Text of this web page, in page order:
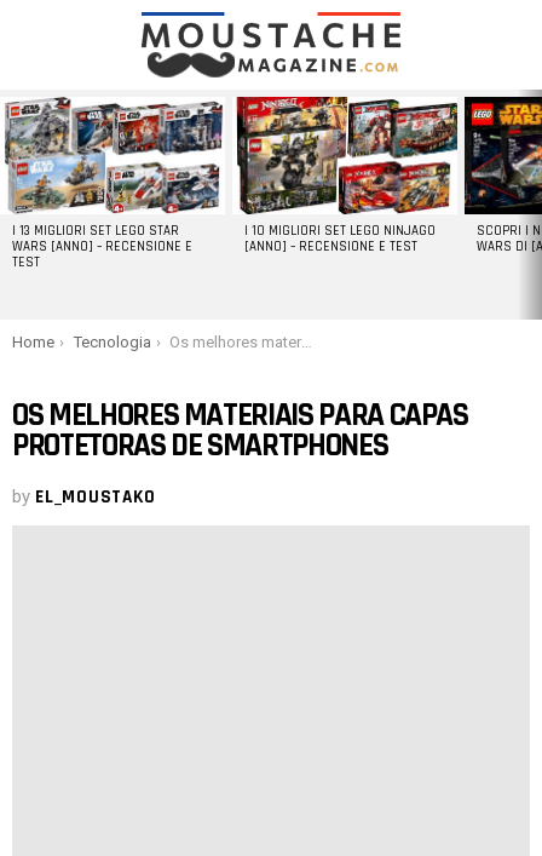
LATEST
STORIES
I 13 MIGLIORI SET LEGO STAR
WARS [ANNO] – RECENSIONE E
TEST
I 10 MIGLIORI SET LEGO NINJAGO
[ANNO] – RECENSIONE E TEST
SCOPRI I
WARS DI
You are here:
Home Tecnologia Os melhores materiais para capas protetoras de smartphones
OS MELHORES MATERIAIS PARA CAPAS
PROTETORAS DE SMARTPHONES
by EL_MOUSTAKO